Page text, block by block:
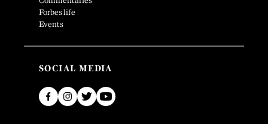
Forbes life
Events
SOCIAL MEDIA